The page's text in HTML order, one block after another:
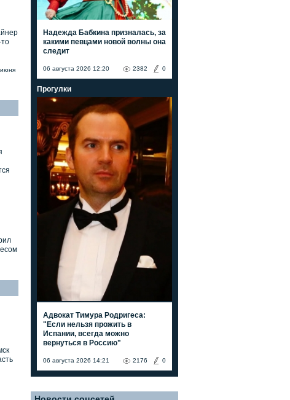
Надежда Бабкина призналась, за
какими певцами новой волны она
следит
06 августа 2026 12:20 0
2382
Прогулки
Адвокат Тимура Родригеса:
"Если нельзя прожить в
Испании, всегда можно
вернуться в Россию"
06 августа 2026 14:21 0
2176